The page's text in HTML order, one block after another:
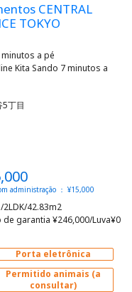
CENTRAL
TOKYO
minutos a pé
Kita Sando 7 minutos a
丁目
administração ： ¥15,000
2LDK/42.83m2
garantia ¥246,000/Luva¥0
Porta eletrônica
Permitido animais (a
consultar)